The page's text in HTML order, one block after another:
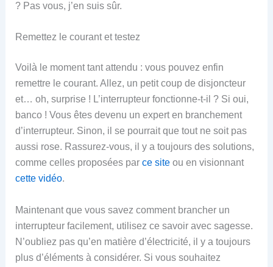
? Pas vous, j’en suis sûr.
Remettez le courant et testez
Voilà le moment tant attendu : vous pouvez enfin
remettre le courant. Allez, un petit coup de disjoncteur
et… oh, surprise ! L’interrupteur fonctionne-t-il ? Si oui,
banco ! Vous êtes devenu un expert en branchement
d’interrupteur. Sinon, il se pourrait que tout ne soit pas
aussi rose. Rassurez-vous, il y a toujours des solutions,
comme celles proposées par ce siteou en visionnant
cette vidéo.
Maintenant que vous savez comment brancher un
interrupteur facilement, utilisez ce savoir avec sagesse.
N’oubliez pas qu’en matière d’électricité, il y a toujours
plus d’éléments à considérer. Si vous souhaitez